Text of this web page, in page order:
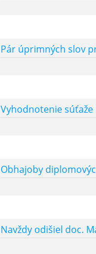
Pár úprimných slov
Vyhodnotenie súťaže
Obhajoby
Navždy odišiel doc.